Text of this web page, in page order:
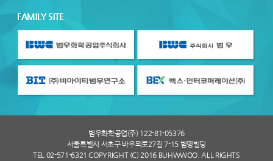
FAMILY SITE
범우화학공업(주) 122-81-05376
서울특별시 서초구 바우뫼로27길 7-15 범명빌딩
TEL 02-571-6321 COPYRIGHT (C) 2016 BUHWWOO. ALL RIGHTS